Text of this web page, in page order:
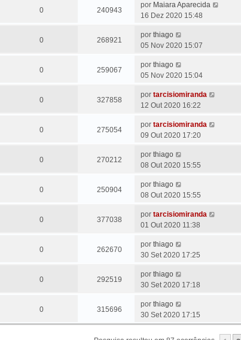
0 240943
por Maiara Aparecida
16 Dez 2020 15:48
0 268921
por thiago
05 Nov 2020 15:07
0 259067
por thiago
05 Nov 2020 15:04
0 327858
por tarcisiomiranda
12 Out 2020 16:22
0 275054
por tarcisiomiranda
09 Out 2020 17:20
0 270212
por thiago
08 Out 2020 15:55
0 250904
por thiago
08 Out 2020 15:55
0 377038
por tarcisiomiranda
01 Out 2020 11:38
0 262670
por thiago
30 Set 2020 17:25
0 292519
por thiago
30 Set 2020 17:18
0 315696
por thiago
30 Set 2020 17:15